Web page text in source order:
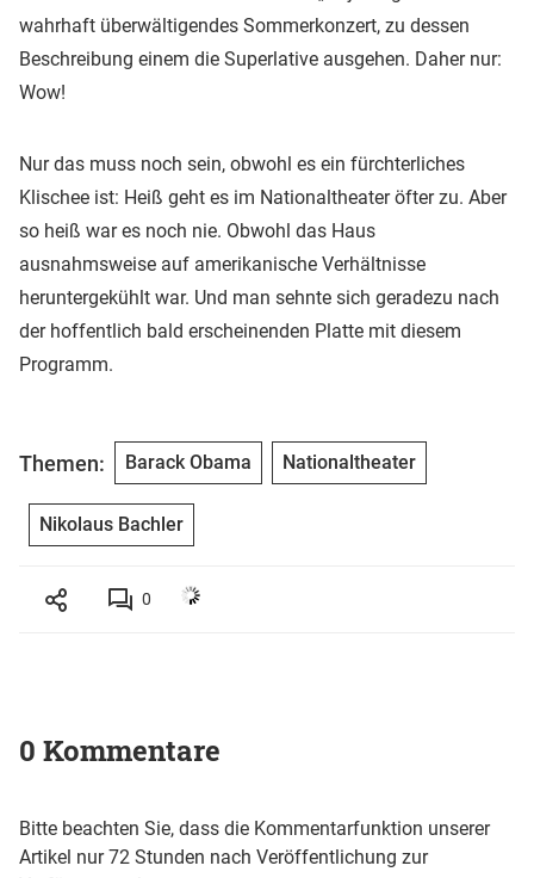
wahrhaft überwältigendes Sommerkonzert, zu dessen
Beschreibung einem die Superlative ausgehen. Daher nur:
Wow!
Nur das muss noch sein, obwohl es ein fürchterliches
Klischee ist: Heiß geht es im Nationaltheater öfter zu. Aber
so heiß war es noch nie. Obwohl das Haus
ausnahmsweise auf amerikanische Verhältnisse
heruntergekühlt war. Und man sehnte sich geradezu nach
der hoffentlich bald erscheinenden Platte mit diesem
Programm.
Themen: Barack Obama Nationaltheater
Nikolaus Bachler
0
0 Kommentare
Bitte beachten Sie, dass die Kommentarfunktion unserer
Artikel nur 72 Stunden nach Veröffentlichung zur